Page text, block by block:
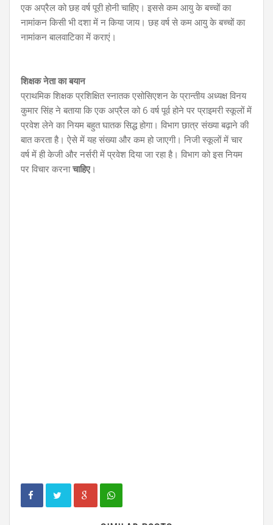
एक अप्रैल को छह वर्ष पूरी होनी चाहिए। इससे कम आयु के बच्चों का
नामांकन किसी भी दशा में न किया जाय। छह वर्ष से कम आयु के बच्चों का
नामांकन बालवाटिका में कराएं।
शिक्षक नेता का बयान
प्राथमिक शिक्षक प्रशिक्षित स्नातक एसोसिएशन के प्रान्तीय अध्यक्ष विनय
कुमार सिंह ने बताया कि एक अप्रैल को 6 वर्ष पूर्व होने पर प्राइमरी स्कूलों में
प्रवेश लेने का नियम बहुत घातक सिद्ध होगा। विभाग छात्र संख्या बढ़ाने की
बात करता है। ऐसे में यह संख्या और कम हो जाएगी। निजी स्कूलों में चार
वर्ष में ही केजी और नर्सरी में प्रवेश दिया जा रहा है। विभाग को इस नियम
पर विचार करनाचाहिए।